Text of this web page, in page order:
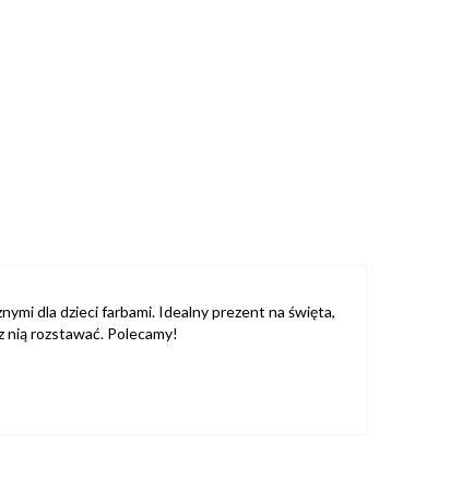
dla dzieci farbami. Idealny prezent na święta,
nią rozstawać. Polecamy!